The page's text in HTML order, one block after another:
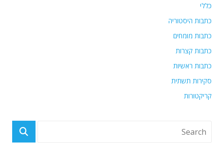
כללי
כתבות היסטוריה
כתבות מומחים
כתבות קצרות
כתבות ראשיות
סקירות תשתית
קריקטורות